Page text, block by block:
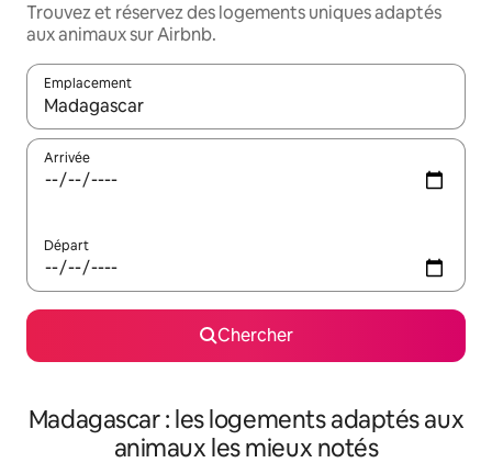
Trouvez et réservez des logements uniques adaptés
aux animaux sur Airbnb.
Emplacement
Quand les résultats sont affichés, parcourez-les en utilisant
Arrivée
Départ
Chercher
Madagascar : les logements adaptés aux
animaux les mieux notés